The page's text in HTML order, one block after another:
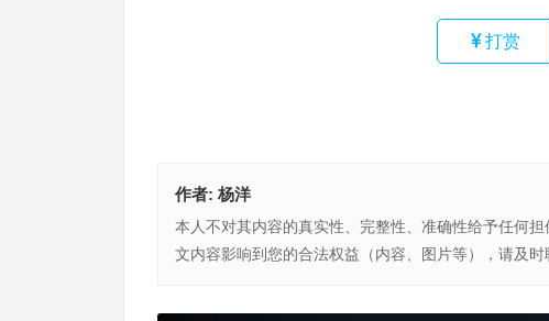
打赏
作者: 杨洋
本人不对其内容的真实性、完整性、准确性给予任何
文内容影响到您的合法权益（内容、图片等），请及时